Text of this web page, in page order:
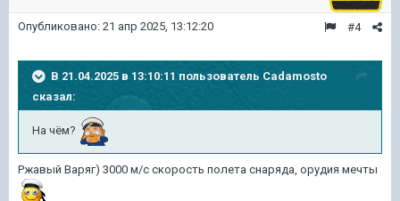
#4
Опубликовано: 21 апр 2025, 13:12:20
В 21.04.2025 в 13:10:11 пользователь Cadamosto
сказал:
На чём?
Ржавый Варяг) 3000 м/с скорость полета снаряда, орудия мечты